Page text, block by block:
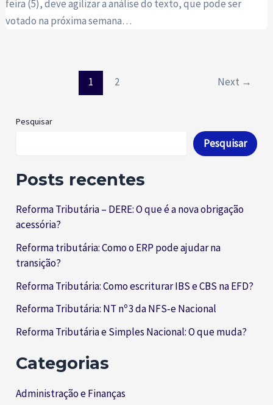
feira (5), deve agilizar a análise do texto, que pode ser
votado na próxima semana…
1 2 Next →
Pesquisar
Pesquisar
Posts recentes
Reforma Tributária – DERE: O que é a nova obrigação
acessória?
Reforma tributária: Como o ERP pode ajudar na
transição?
Reforma Tributária: Como escriturar IBS e CBS na EFD?
Reforma Tributária: NT nº 3 da NFS‑e Nacional
Reforma Tributária e Simples Nacional: O que muda?
Categorias
Administração e Finanças